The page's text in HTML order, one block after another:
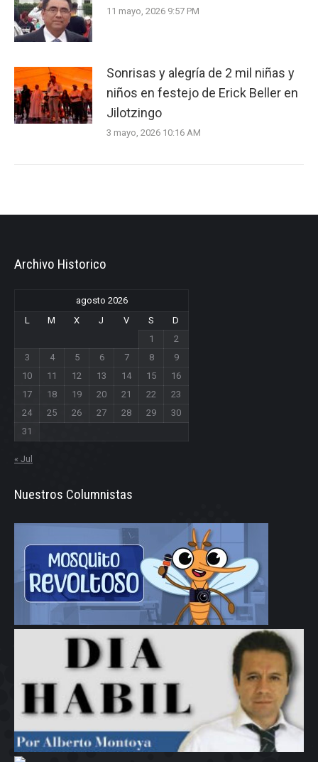
11 mayo, 2026 9:57 PM
Sonrisas y alegría de 2 mil niñas y
niños en festejo de Erick Beller en
Jilotzingo
3 mayo, 2026 10:16 AM
Archivo Historico
agosto 2026
L
M X J V S
D
1
2
3
4 5 6 7 8
9
10
11 12 13 14 15
16
17
18 19 20 21 22
23
24
25 26 27 28 29
30
31
« Jul
Nuestros Columnistas